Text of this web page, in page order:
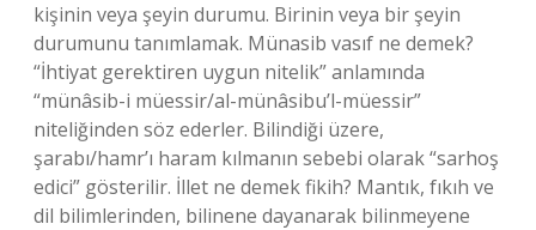
kişinin veya şeyin durumu. Birinin veya bir şeyin
durumunu tanımlamak. Münasib vasıf ne demek?
“İhtiyat gerektiren uygun nitelik” anlamında
“münâsib-i müessir/al-münâsibu’l-müessir”
niteliğinden söz ederler. Bilindiği üzere,
şarabı/hamr’ı haram kılmanın sebebi olarak “sarhoş
edici” gösterilir. İllet ne demek fikih? Mantık, fıkıh ve
dil bilimlerinden, bilinene dayanarak bilinmeyene